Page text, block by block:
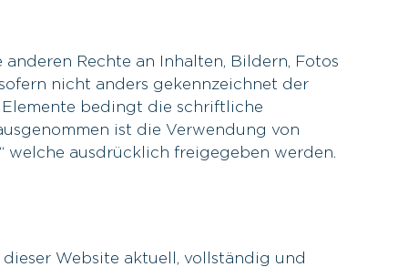
Rechte an Inhalten, Bildern, Fotos
nicht anders gekennzeichnet der
bedingt die schriftliche
ist die Verwendung von
welche ausdrücklich freigegeben werden.
Website aktuell, vollständig und